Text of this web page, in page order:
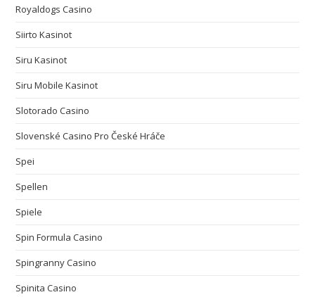
Royaldogs Casino
Siirto Kasinot
Siru Kasinot
Siru Mobile Kasinot
Slotorado Casino
Slovenské Casino Pro České Hráče
Spei
Spellen
Spiele
Spin Formula Casino
Spingranny Casino
Spinita Casino